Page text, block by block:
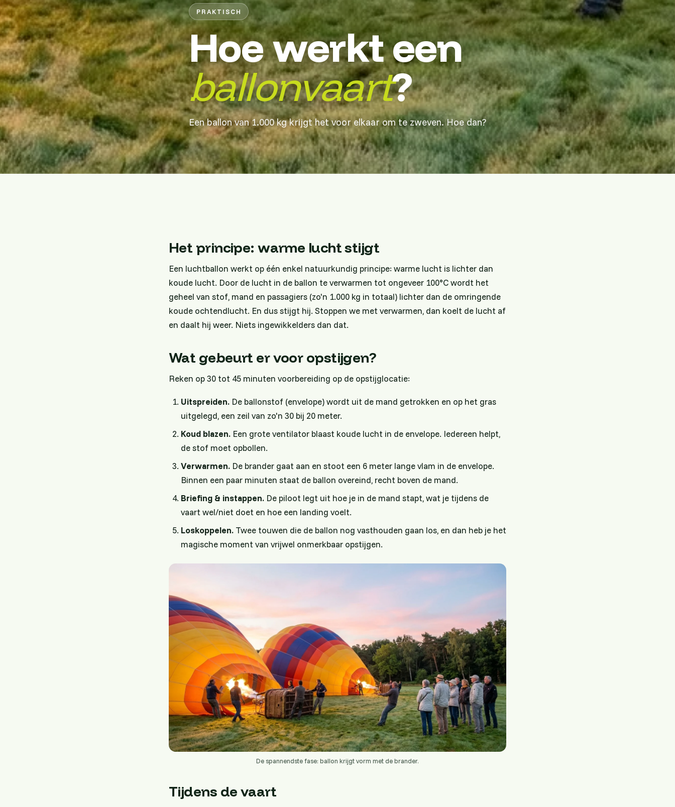
PRAKTISCH
Hoe werkt een
ballonvaart?
Een ballon van 1.000 kg krijgt het voor elkaar om te zweven. Hoe dan?
Het principe: warme lucht stijgt
Een luchtballon werkt op één enkel natuurkundig principe: warme lucht is lichter dan
koude lucht. Door de lucht in de ballon te verwarmen tot ongeveer 100°C wordt het
geheel van stof, mand en passagiers (zo'n 1.000 kg in totaal) lichter dan de omringende
koude ochtendlucht. En dus stijgt hij. Stoppen we met verwarmen, dan koelt de lucht af
en daalt hij weer. Niets ingewikkelders dan dat.
Wat gebeurt er voor opstijgen?
Reken op 30 tot 45 minuten voorbereiding op de opstijglocatie:
Uitspreiden. De ballonstof (envelope) wordt uit de mand getrokken en op het gras
uitgelegd, een zeil van zo'n 30 bij 20 meter.
Koud blazen. Een grote ventilator blaast koude lucht in de envelope. Iedereen helpt,
de stof moet opbollen.
Verwarmen. De brander gaat aan en stoot een 6 meter lange vlam in de envelope.
Binnen een paar minuten staat de ballon overeind, recht boven de mand.
Briefing & instappen. De piloot legt uit hoe je in de mand stapt, wat je tijdens de
vaart wel/niet doet en hoe een landing voelt.
Loskoppelen. Twee touwen die de ballon nog vasthouden gaan los, en dan heb je het
magische moment van vrijwel onmerkbaar opstijgen.
De spannendste fase: ballon krijgt vorm met de brander.
Tijdens de vaart